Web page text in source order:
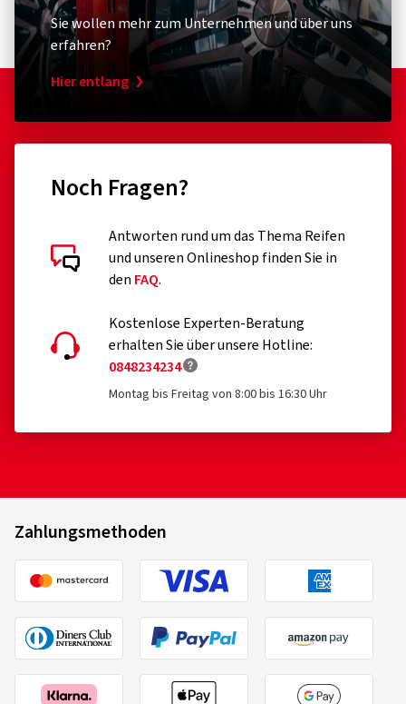
18.07.2026
06.05.2026
Verifizierter Kauf
Sie wollen mehr zum Unternehmen und über uns
erfahren?
Hier entlang
Noch Fragen?
Antworten rund um das Thema Reifen
und unseren Onlineshop finden Sie in
den FAQ.
Kostenlose Experten-Beratung
erhalten Sie über unsere Hotline:
0848234234
Montag bis Freitag von 8:00 bis 16:30 Uhr
Zahlungsmethoden